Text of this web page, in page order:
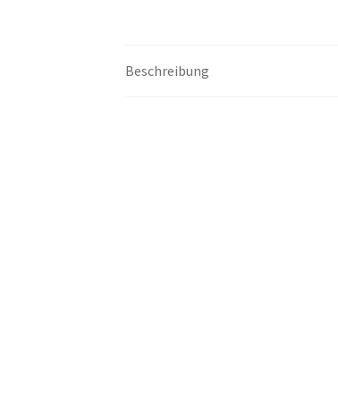
Beschreibung